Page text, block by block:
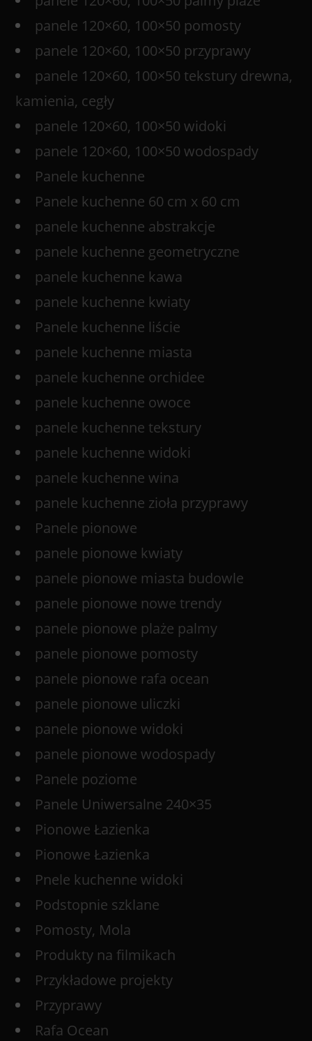
panele 120×60, 100×50 pomosty
panele 120×60, 100×50 przyprawy
panele 120×60, 100×50 tekstury drewna,
kamienia, cegły
panele 120×60, 100×50 widoki
panele 120×60, 100×50 wodospady
Panele kuchenne
Panele kuchenne 60 cm x 60 cm
panele kuchenne abstrakcje
panele kuchenne geometryczne
panele kuchenne kawa
panele kuchenne kwiaty
Panele kuchenne liście
panele kuchenne miasta
panele kuchenne orchidee
panele kuchenne owoce
panele kuchenne tekstury
panele kuchenne widoki
panele kuchenne wina
panele kuchenne zioła przyprawy
Panele pionowe
panele pionowe kwiaty
panele pionowe miasta budowle
panele pionowe nowe trendy
panele pionowe plaże palmy
panele pionowe pomosty
panele pionowe rafa ocean
panele pionowe uliczki
panele pionowe widoki
panele pionowe wodospady
Panele poziome
Panele Uniwersalne 240×35
Pionowe Łazienka
Pionowe Łazienka
Pnele kuchenne widoki
Podstopnie szklane
Pomosty, Mola
Produkty na filmikach
Przykładowe projekty
Przyprawy
Rafa Ocean